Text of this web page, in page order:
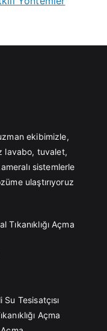
ekibimizle,
lavabo, tuvalet,
sistemlerle
ulaştırıyoruz
Tıkanıklığı Açma
Su Tesisatçısı
Açma